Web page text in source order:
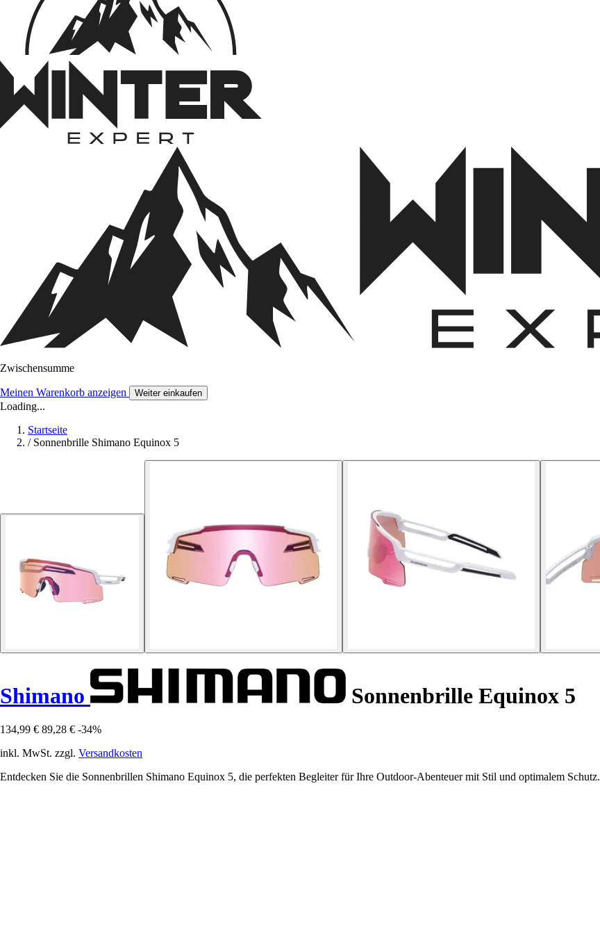
Zwischensumme
Meinen Warenkorb anzeigen Weiter einkaufen
Loading...
Startseite
/ Sonnenbrille Shimano Equinox 5
Shimano Sonnenbrille Equinox 5
134,99 € 89,28 € -34%
inkl. MwSt. zzgl. Versandkosten
Entdecken Sie die Sonnenbrillen Shimano Equinox 5, die perfekten Begleiter für Ihre Outdoor-Abenteuer mit Stil und optimalem Schutz.